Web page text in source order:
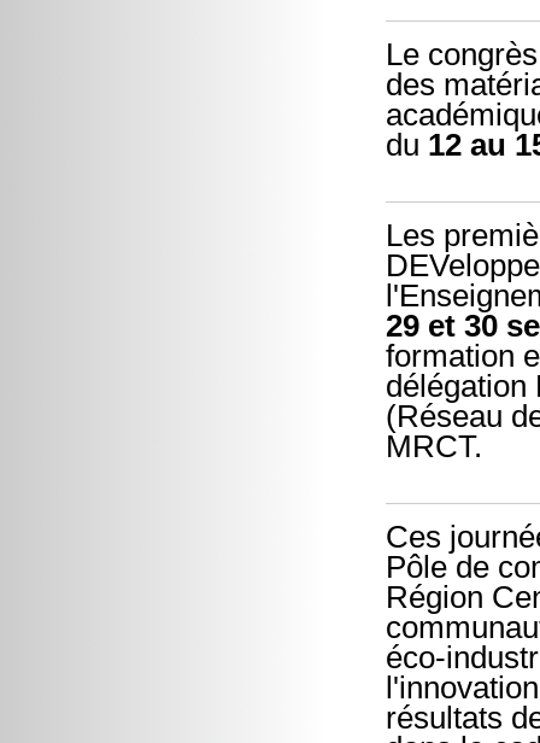
Le
des
du 12 au
Les
29 et 30
formation
délégation
(Réseau
MRCT.
Ces
Pôle de
Région
éco-
résultats